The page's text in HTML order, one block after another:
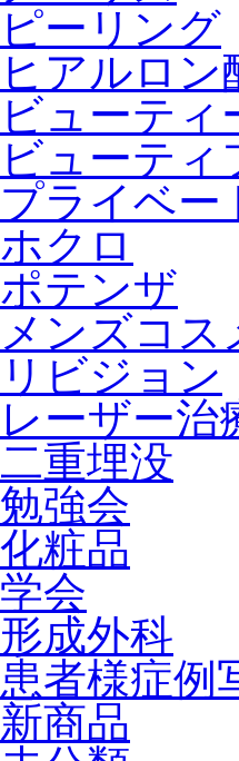
ピーリング
ヒアルロン
ビューティ
ビューティ
プライベー
ホクロ
ポテンザ
メンズコス
リビジョン
レーザー治
二重埋没
勉強会
化粧品
学会
形成外科
患者様症例
新商品